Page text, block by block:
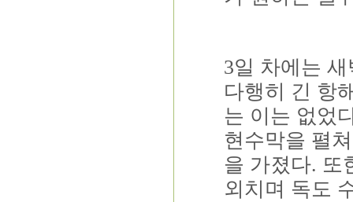
3일 차에는
다행히 긴 항
는 이는 없었
현수막을 펼
을 가졌다. 또
외치며 독도